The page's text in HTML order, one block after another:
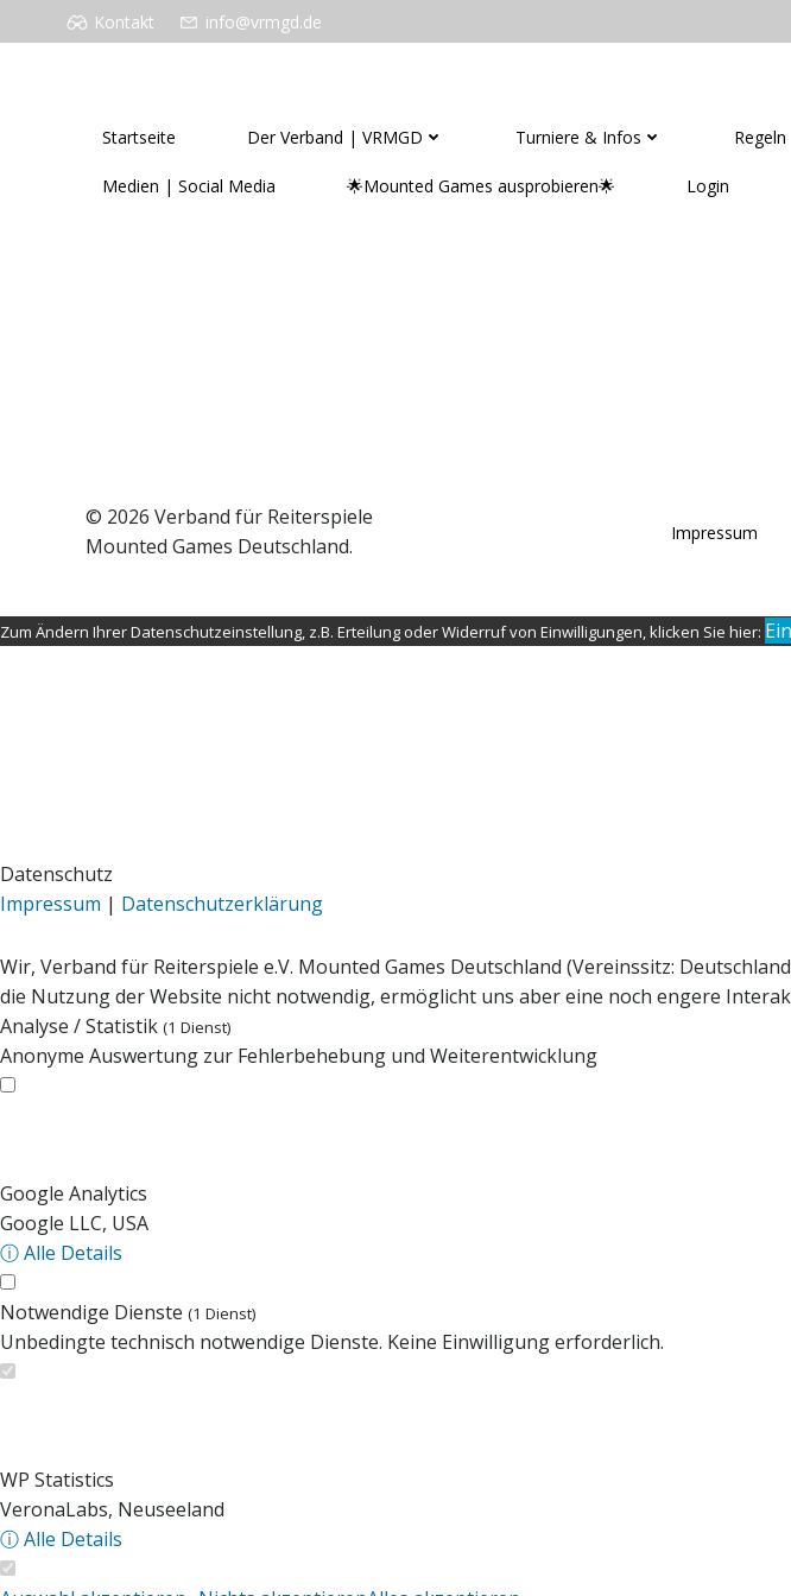
Inhalt
Kontakt info@vrmgd.de
Startseite
Der Verband | VRMGD Turniere & Infos Regeln
Medien | Social Media 🌟Mounted Games ausprobieren🌟 Login
© 2026 Verband für Reiterspiele
Mounted Games Deutschland.
Impressum
Zum Ändern Ihrer Datenschutzeinstellung, z.B. Erteilung oder Widerruf von Einwilligungen, klicken Sie hier:
Datenschutz
Impressum | Datenschutzerklärung
Wir, Verband für Reiterspiele e.V. Mounted Games Deutschland (Vereinssitz:
die Nutzung der Website nicht notwendig, ermöglicht uns aber eine noch engere
Analyse / Statistik (1 Dienst)
Anonyme Auswertung zur Fehlerbehebung und Weiterentwicklung
Google Analytics
Google LLC, USA
ⓘ Alle Details
Notwendige Dienste (1 Dienst)
Unbedingte technisch notwendige Dienste. Keine Einwilligung erforderlich.
WP Statistics
VeronaLabs, Neuseeland
ⓘ Alle Details